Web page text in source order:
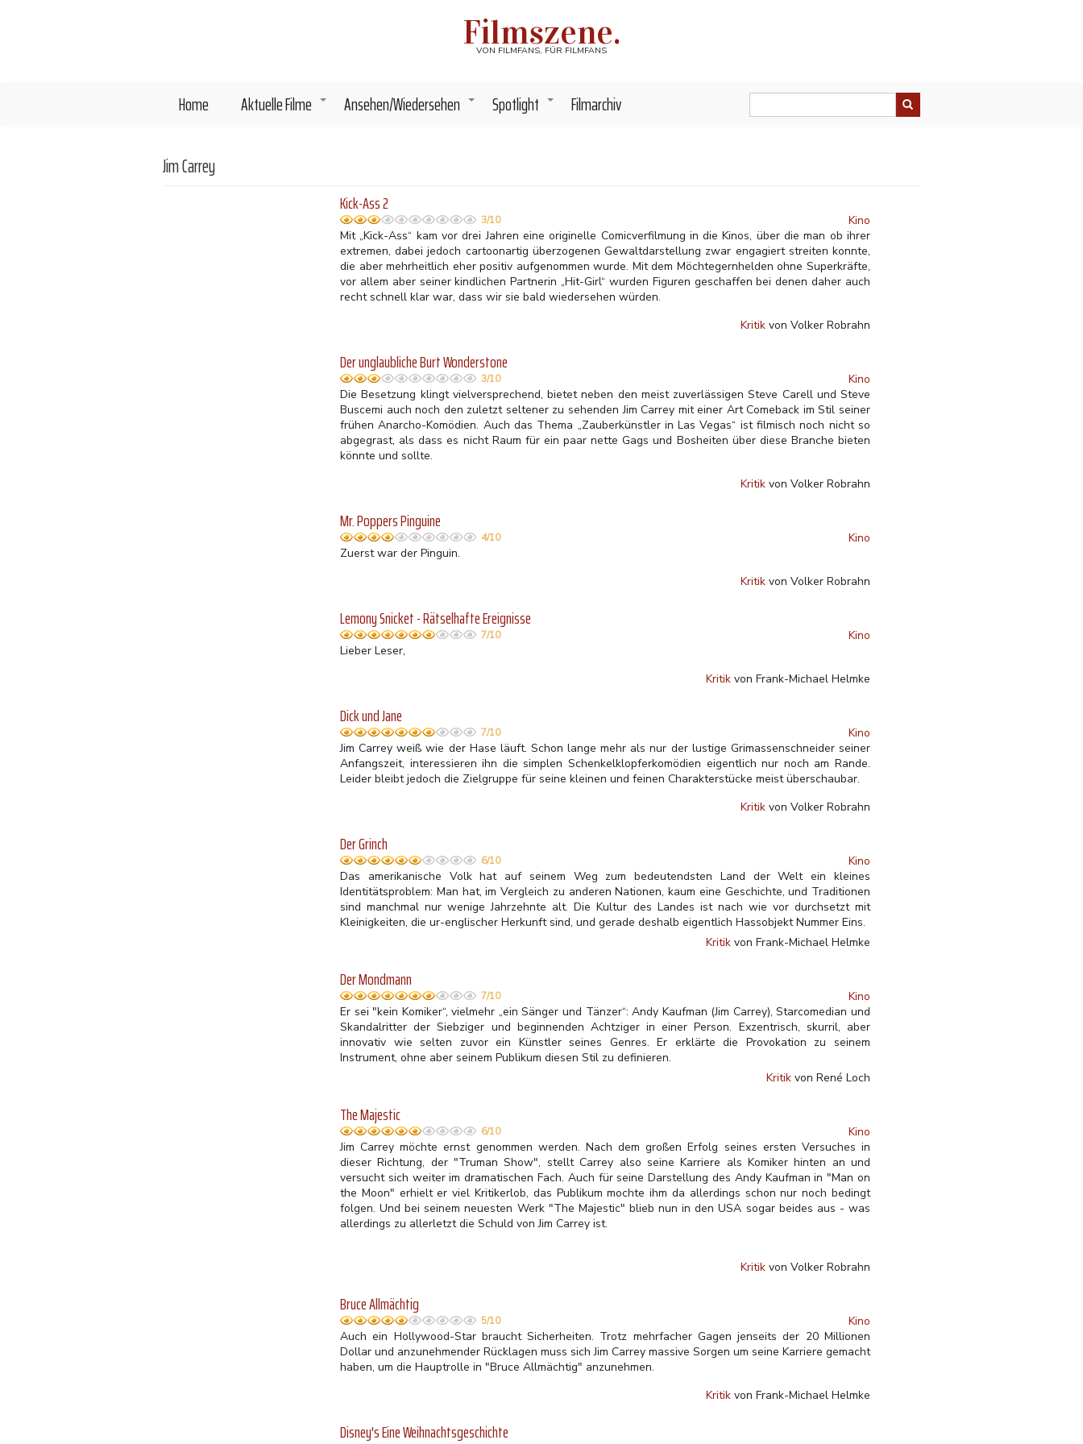
Filmszene.
VON FILMFANS, FÜR FILMFANS
Home +
Aktuelle Filme +
Ansehen/Wiedersehen +
Spotlight Filmarchiv
Jim Carrey
Kick-Ass 2
3/10
Kino
Mit „Kick-Ass“ kam vor drei Jahren eine originelle Comicverfilmung in die Kinos, über die man ob ihrer
extremen, dabei jedoch cartoonartig überzogenen Gewaltdarstellung zwar engagiert streiten konnte,
die aber mehrheitlich eher positiv aufgenommen wurde. Mit dem Möchtegernhelden ohne Superkräfte,
vor allem aber seiner kindlichen Partnerin „Hit-Girl“ wurden Figuren geschaffen bei denen daher auch
recht schnell klar war, dass wir sie bald wiedersehen würden.
Kritik von Volker Robrahn
Der unglaubliche Burt Wonderstone
3/10
Kino
Die Besetzung klingt vielversprechend, bietet neben den meist zuverlässigen Steve Carell und Steve
Buscemi auch noch den zuletzt seltener zu sehenden Jim Carrey mit einer Art Comeback im Stil seiner
frühen Anarcho-Komödien. Auch das Thema „Zauberkünstler in Las Vegas“ ist filmisch noch nicht so
abgegrast, als dass es nicht Raum für ein paar nette Gags und Bosheiten über diese Branche bieten
könnte und sollte.
Kritik von Volker Robrahn
Mr. Poppers Pinguine
4/10
Kino
Zuerst war der Pinguin.
Kritik von Volker Robrahn
Lemony Snicket - Rätselhafte Ereignisse
7/10
Kino
Lieber Leser,
Kritik von Frank-Michael Helmke
Dick und Jane
7/10
Kino
Jim Carrey weiß wie der Hase läuft. Schon lange mehr als nur der lustige Grimassenschneider seiner
Anfangszeit, interessieren ihn die simplen Schenkelklopferkomödien eigentlich nur noch am Rande.
Leider bleibt jedoch die Zielgruppe für seine kleinen und feinen Charakterstücke meist überschaubar.
Kritik von Volker Robrahn
Der Grinch
6/10
Kino
Das amerikanische Volk hat auf seinem Weg zum bedeutendsten Land der Welt ein kleines
Identitätsproblem: Man hat, im Vergleich zu anderen Nationen, kaum eine Geschichte, und Traditionen
sind manchmal nur wenige Jahrzehnte alt. Die Kultur des Landes ist nach wie vor durchsetzt mit
Kleinigkeiten, die ur-englischer Herkunft sind, und gerade deshalb eigentlich Hassobjekt Nummer Eins.
Kritik von Frank-Michael Helmke
Der Mondmann
7/10
Kino
Er sei "kein Komiker“, vielmehr „ein Sänger und Tänzer“: Andy Kaufman (Jim Carrey), Starcomedian und
Skandalritter der Siebziger und beginnenden Achtziger in einer Person. Exzentrisch, skurril, aber
innovativ wie selten zuvor ein Künstler seines Genres. Er erklärte die Provokation zu seinem
Instrument, ohne aber seinem Publikum diesen Stil zu definieren.
Kritik von René Loch
The Majestic
6/10
Kino
Jim Carrey möchte ernst genommen werden. Nach dem großen Erfolg seines ersten Versuches in
dieser Richtung, der "Truman Show", stellt Carrey also seine Karriere als Komiker hinten an und
versucht sich weiter im dramatischen Fach. Auch für seine Darstellung des Andy Kaufman in "Man on
the Moon" erhielt er viel Kritikerlob, das Publikum mochte ihm da allerdings schon nur noch bedingt
folgen. Und bei seinem neuesten Werk "The Majestic" blieb nun in den USA sogar beides aus - was
allerdings zu allerletzt die Schuld von Jim Carrey ist.
Kritik von Volker Robrahn
Bruce Allmächtig
5/10
Kino
Auch ein Hollywood-Star braucht Sicherheiten. Trotz mehrfacher Gagen jenseits der 20 Millionen
Dollar und anzunehmender Rücklagen muss sich Jim Carrey massive Sorgen um seine Karriere gemacht
haben, um die Hauptrolle in "Bruce Allmächtig" anzunehmen.
Kritik von Frank-Michael Helmke
Disney's Eine Weihnachtsgeschichte